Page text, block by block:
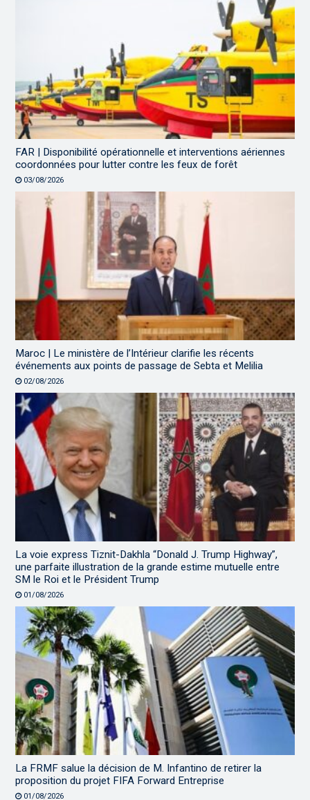
FAR | Disponibilité opérationnelle et interventions aériennes
coordonnées pour lutter contre les feux de forêt
03/08/2026
Maroc | Le ministère de l’Intérieur clarifie les récents
événements aux points de passage de Sebta et Melilia
02/08/2026
La voie express Tiznit-Dakhla “Donald J. Trump Highway”,
une parfaite illustration de la grande estime mutuelle entre
SM le Roi et le Président Trump
01/08/2026
La FRMF salue la décision de M. Infantino de retirer la
proposition du projet FIFA Forward Entreprise
01/08/2026